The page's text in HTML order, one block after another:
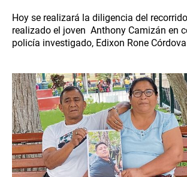
Hoy se realizará la diligencia del
realizado el joven Anthony Camizán en
policía investigado, Edixon Rone